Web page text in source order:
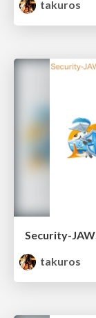
takuros
Security-
takuros